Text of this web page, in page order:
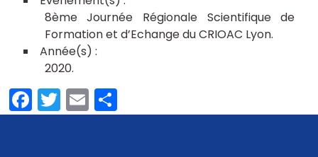
8ème Journée Régionale Scientifique de
Formation et d’Echange du CRIOAC Lyon
2020
Facebook
Twitter
EmailShare